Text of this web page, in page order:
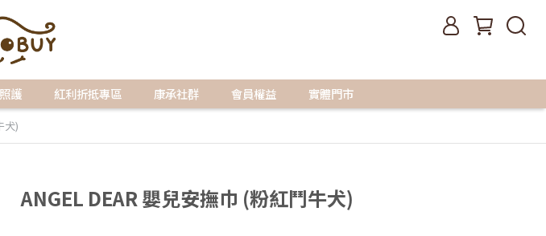
護 紅利折抵專區 康承社群 會員權益 實體門市
犬)
ANGEL DEAR 嬰兒安撫巾 (粉紅鬥牛犬)